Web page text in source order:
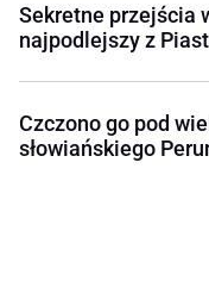
Sekretne przejścia
najpodlejszy z
Czczono go pod
słowiańskiego